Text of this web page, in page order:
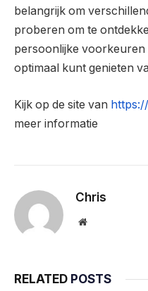
belangrijk om
proberen om te
persoonlijke voorkeuren
optimaal kunt genieten
Kijk op de site van
meer informatie
Chris
Website
RELATED POSTS